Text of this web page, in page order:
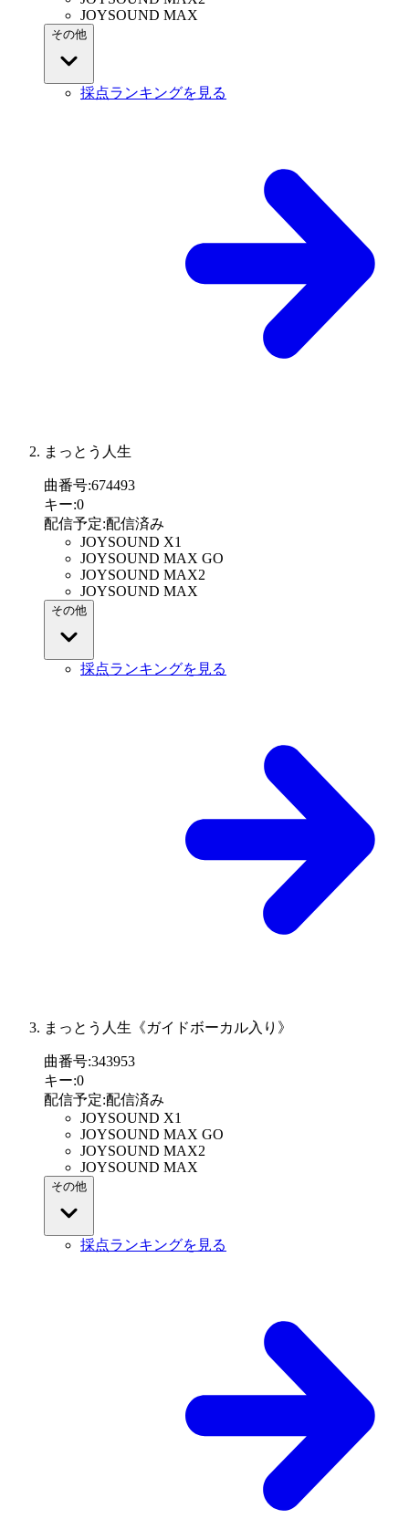
JOYSOUND MAX
その他
採点ランキングを見る
まっとう人生
曲番号:674493
キー:0
配信予定:配信済み
JOYSOUND X1
JOYSOUND MAX GO
JOYSOUND MAX2
JOYSOUND MAX
その他
採点ランキングを見る
まっとう人生《ガイドボーカル入り》
曲番号:343953
キー:0
配信予定:配信済み
JOYSOUND X1
JOYSOUND MAX GO
JOYSOUND MAX2
JOYSOUND MAX
その他
採点ランキングを見る